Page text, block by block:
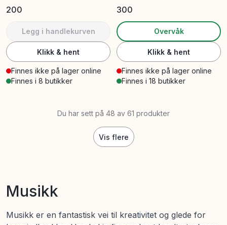
200
Legg i handlekurven
Klikk & hent
Finnes ikke på lager online
Finnes i 8 butikker
300
Overvåk
Klikk & hent
Finnes ikke på lager online
Finnes i 18 butikker
Du har sett på 48 av 61 produkter
Vis flere
Musikk
Musikk er en fantastisk vei til kreativitet og glede for